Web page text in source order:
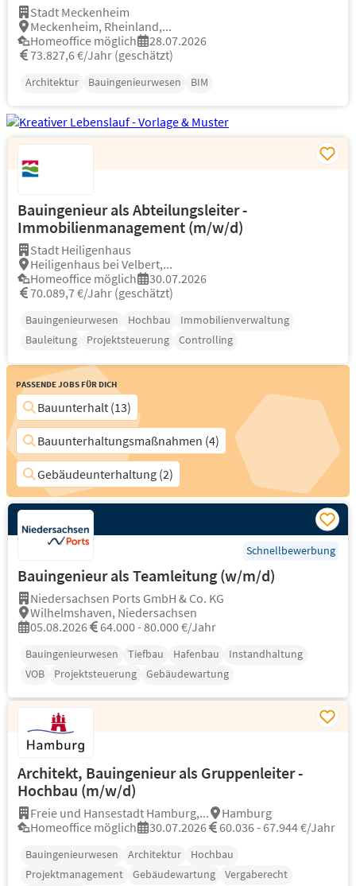
Stadt Meckenheim
Meckenheim, Rheinland,...
Homeoffice möglich
28.07.2026
73.827,6 €/Jahr (geschätzt)
Architektur Bauingenieurwesen BIM
Bauingenieur als Abteilungsleiter -
Immobilienmanagement (m/w/d)
Stadt Heiligenhaus
Heiligenhaus bei Velbert,...
Homeoffice möglich
30.07.2026
70.089,7 €/Jahr (geschätzt)
Bauingenieurwesen Hochbau
Immobilienverwaltung
Bauleitung
Projektsteuerung Controlling
Passende Jobs für Dich
Bauunterhalt (13)
Bauunterhaltungsmaßnahmen (4)
Gebäudeunterhaltung (2)
Schnellbewerbung
Bauingenieur als Teamleitung (w/m/d)
Niedersachsen Ports GmbH & Co. KG
Wilhelmshaven, Niedersachsen
05.08.2026
64.000 - 80.000 €/Jahr
Bauingenieurwesen Tiefbau Hafenbau
Instandhaltung
VOB
Projektsteuerung Gebäudewartung
Architekt, Bauingenieur als Gruppenleiter -
Hochbau (m/w/d)
Freie und Hansestadt Hamburg,...
Hamburg
Homeoffice möglich
30.07.2026 60.036 - 67.944 €/Jahr
Bauingenieurwesen Architektur
Hochbau
Projektmanagement
Gebäudewartung
Vergaberecht